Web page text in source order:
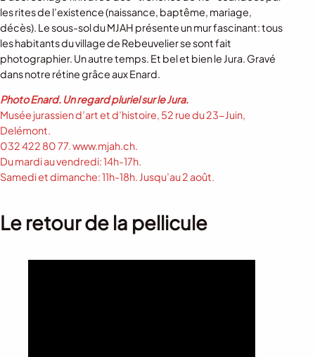
les rites de l’existence (naissance, baptême, mariage,
décès). Le sous-sol du MJAH présente un mur fascinant: tous
les habitants du village de Rebeuvelier se sont fait
photographier. Un autre temps. Et bel et bien le Jura. Gravé
dans notre rétine grâce aux Enard.
Photo Enard. Un regard pluriel sur le Jura.
Musée jurassien d’art et d’histoire, 52 rue du 23-Juin,
Delémont.
032 422 80 77. www.mjah.ch.
Du mardi au vendredi: 14h-17h.
Samedi et dimanche: 11h-18h. Jusqu’au 2 août.
Le retour de la pellicule